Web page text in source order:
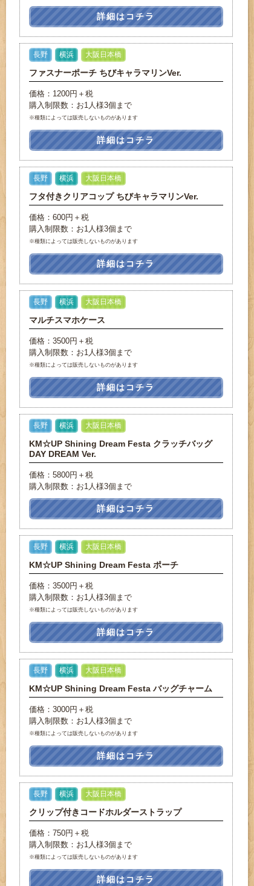
詳細はコチラ
長野 横浜 大阪日本橋
ファスナーポーチ ちびキャラマリンVer.
価格：1200円＋税
購入制限数：お1人様3個まで
※種類によっては販売しないものがあります
詳細はコチラ
長野 横浜 大阪日本橋
フタ付きクリアコップ ちびキャラマリンVer.
価格：600円＋税
購入制限数：お1人様3個まで
※種類によっては販売しないものがあります
詳細はコチラ
長野 横浜 大阪日本橋
マルチスマホケース
価格：3500円＋税
購入制限数：お1人様3個まで
※種類によっては販売しないものがあります
詳細はコチラ
長野 横浜 大阪日本橋
KM☆UP Shining Dream Festa クラッチバッグ
DAY DREAM Ver.
価格：5800円＋税
購入制限数：お1人様3個まで
詳細はコチラ
長野 横浜 大阪日本橋
KM☆UP Shining Dream Festa ポーチ
価格：3500円＋税
購入制限数：お1人様3個まで
※種類によっては販売しないものがあります
詳細はコチラ
長野 横浜 大阪日本橋
KM☆UP Shining Dream Festa バッグチャーム
価格：3000円＋税
購入制限数：お1人様3個まで
※種類によっては販売しないものがあります
詳細はコチラ
長野 横浜 大阪日本橋
クリップ付きコードホルダーストラップ
価格：750円＋税
購入制限数：お1人様3個まで
※種類によっては販売しないものがあります
詳細はコチラ